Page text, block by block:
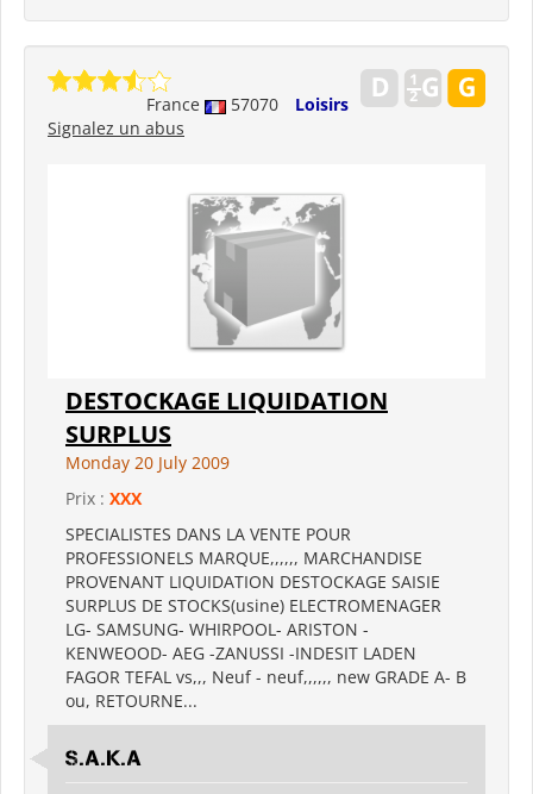
France 57070
Loisirs
Signalez un abus
DESTOCKAGE LIQUIDATION
SURPLUS
Monday 20 July 2009
Prix : XXX
SPECIALISTES DANS LA VENTE POUR
PROFESSIONELS MARQUE,,,,,, MARCHANDISE
PROVENANT LIQUIDATION DESTOCKAGE SAISIE
SURPLUS DE STOCKS(usine) ELECTROMENAGER
LG- SAMSUNG- WHIRPOOL- ARISTON -
KENWEOOD- AEG -ZANUSSI -INDESIT LADEN
FAGOR TEFAL vs,,, Neuf - neuf,,,,,, new GRADE A- B
ou, RETOURNE...
S.A.K.A